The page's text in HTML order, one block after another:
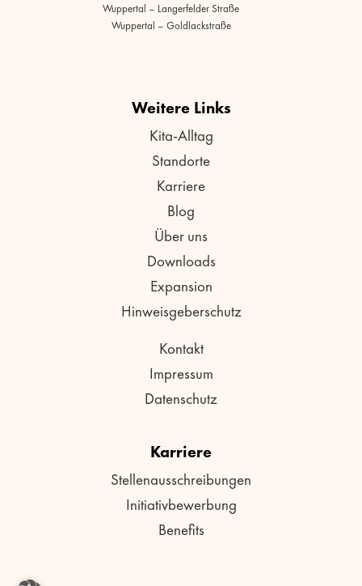
Wuppertal – Langerfelder Straße
Wuppertal – Goldlackstraße
Weitere Links
Kita-Alltag
Standorte
Karriere
Blog
Über uns
Downloads
Expansion
Hinweisgeberschutz
Kontakt
Impressum
Datenschutz
Karriere
Stellenausschreibungen
Initiativbewerbung
Benefits